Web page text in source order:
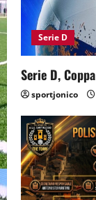
Serie D
Serie D,
sportjonico